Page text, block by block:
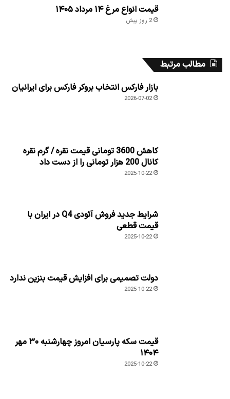
قیمت انواع مرغ ۱۴ مرداد ۱۴۰۵
2 روز پیش
مطالب مرتبط
بازار فارکس انتخاب بروکر فارکس برای ایرانیان
2026-07-02
کاهش 3600 تومانی قیمت نقره / گرم نقره
کانال 200 هزار تومانی را از دست داد
2025-10-22
شرایط جدید فروش آئودی Q4 در ایران با
قیمت قطعی
2025-10-22
دولت تصمیمی برای افزایش قیمت بنزین ندارد
2025-10-22
قیمت سکه پارسیان امروز چهارشنبه ۳۰ مهر
۱۴۰۴
2025-10-22